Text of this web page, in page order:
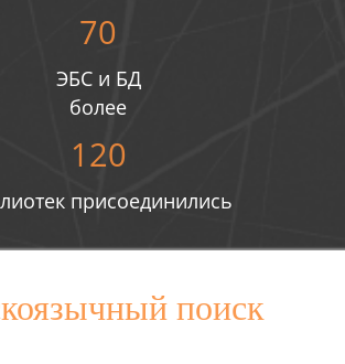
70
ЭБС и БД
более
120
присоединились
поиск